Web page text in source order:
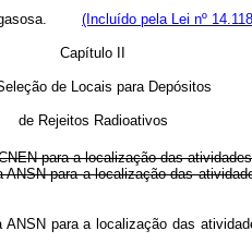
gasosa. (Incluído pela Lei nº
Capítulo II
de Locais para Depósitos
de Rejeitos Radioativos
para a localização das
ANSN para a localização das
ANSN para a localização das